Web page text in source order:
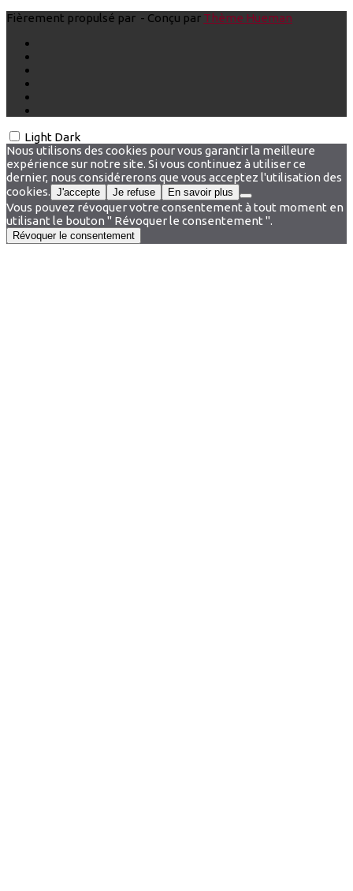
Fièrement propulsé par - Conçu par Thème Hueman
Light Dark
Nous utilisons des cookies pour vous garantir la meilleure
expérience sur notre site. Si vous continuez à utiliser ce
dernier, nous considérerons que vous acceptez l'utilisation des
cookies. J'accepte Je refuse En savoir plus
Vous pouvez révoquer votre consentement à tout moment en
utilisant le bouton " Révoquer le consentement ".
Révoquer le consentement